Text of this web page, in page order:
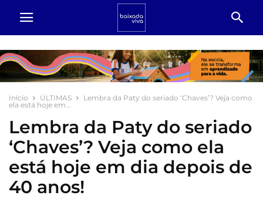
Início ÚLTIMAS
Lembra da Paty do seriado ‘Chaves’? Veja como
ela está hoje em...
Lembra da Paty do seriado
‘Chaves’? Veja como ela
está hoje em dia depois de
40 anos!